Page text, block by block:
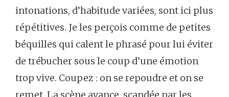
intonations, d’habitude variées, sont ici plus
répétitives. Je les perçois comme de petites
béquilles qui calent le phrasé pour lui éviter
de trébucher sous le coup d’une émotion
trop vive. Coupez : on se repoudre et on se
remet. La scène avance, scandée par les